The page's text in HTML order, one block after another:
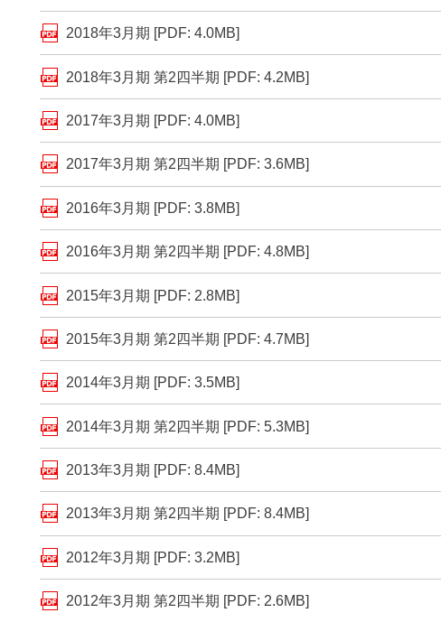
2018年3月期 [PDF: 4.0MB](別ウインドウで開く)
2018年3月期 第2四半期 [PDF: 4.2MB](別ウインドウで開く)
2017年3月期 [PDF: 4.0MB](別ウインドウで開く)
2017年3月期 第2四半期 [PDF: 3.6MB](別ウインドウで開く)
2016年3月期 [PDF: 3.8MB](別ウインドウで開く)
2016年3月期 第2四半期 [PDF: 4.8MB](別ウインドウで開く)
2015年3月期 [PDF: 2.8MB](別ウインドウで開く)
2015年3月期 第2四半期 [PDF: 4.7MB](別ウインドウで開く)
2014年3月期 [PDF: 3.5MB](別ウインドウで開く)
2014年3月期 第2四半期 [PDF: 5.3MB](別ウインドウで開く)
2013年3月期 [PDF: 8.4MB](別ウインドウで開く)
2013年3月期 第2四半期 [PDF: 8.4MB](別ウインドウで開く)
2012年3月期 [PDF: 3.2MB](別ウインドウで開く)
2012年3月期 第2四半期 [PDF: 2.6MB](別ウインドウで開く)